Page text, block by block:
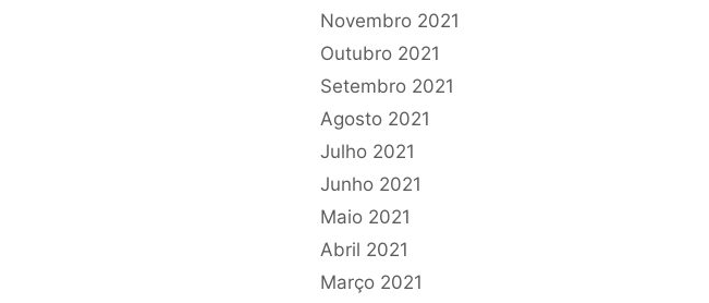
Novembro 2021
Outubro 2021
Setembro 2021
Agosto 2021
Julho 2021
Junho 2021
Maio 2021
Abril 2021
Março 2021